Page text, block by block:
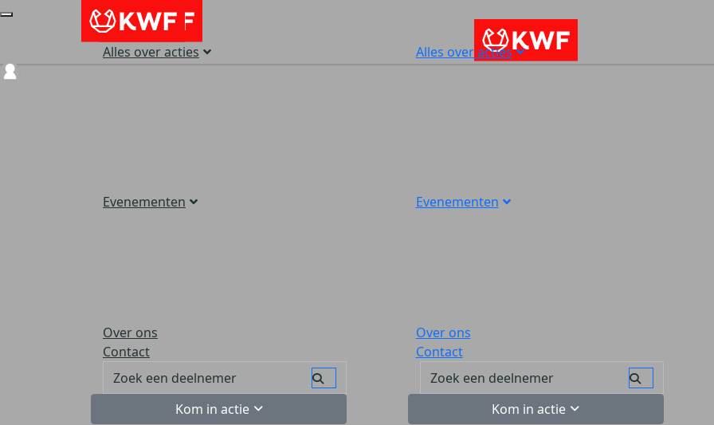
Alles over acties
Evenementen
Over ons
Contact
Kom in actie
Alles over acties
Evenementen
Over ons
Contact
Kom in actie